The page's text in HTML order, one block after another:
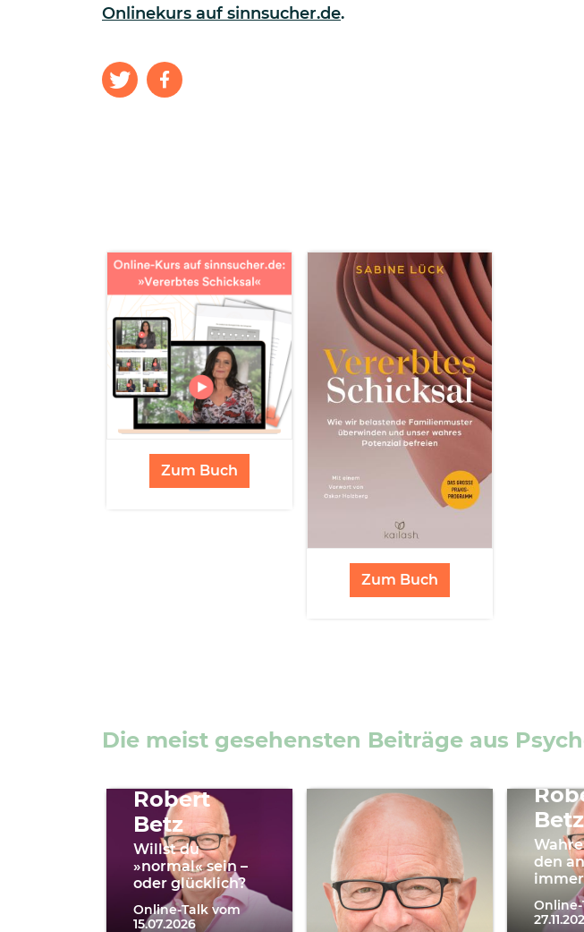
Onlinekurs auf sinnsucher.de.
Zum Buch
Zum Buch
Die meist gesehensten Beiträge aus
Robert
Betz
Willst du
»normal« sein –
oder glücklich?
Online-Talk vom
15.07.2026
Betz
den